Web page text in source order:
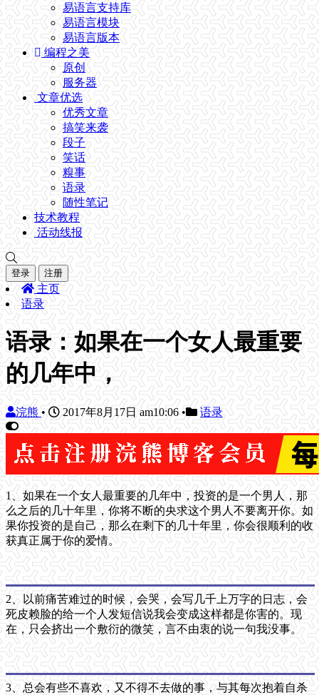
易语言支持库
易语言模块
易语言版本
编程之美
原创
服务器
文章优选
优秀文章
搞笑来袭
段子
笑话
糗事
语录
随性笔记
技术教程
活动线报
登录 注册
主页
语录
语录：如果在一个女人最重要
的几年中，
浣熊• 2017年8月17日 am10:06• 语录
1、如果在一个女人最重要的几年中，投资的是一个男人，那
么之后的几十年里，你将不断的央求这个男人不要离开你。如
果你投资的是自己，那么在剩下的几十年里，你会很顺利的收
获真正属于你的爱情。
2、以前痛苦难过的时候，会哭，会写几千上万字的日志，会
死皮赖脸的给一个人发短信说我会变成这样都是你害的。现
在，只会挤出一个敷衍的微笑，言不由衷的说一句我没事。
3、总会有些不喜欢，又不得不去做的事，与其每次抱着自杀